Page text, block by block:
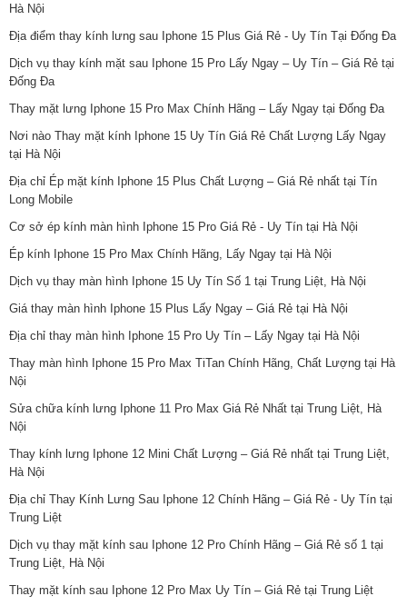
Hà Nội
Địa điểm thay kính lưng sau Iphone 15 Plus Giá Rẻ - Uy Tín Tại Đống Đa
Dịch vụ thay kính mặt sau Iphone 15 Pro Lấy Ngay – Uy Tín – Giá Rẻ tại
Đống Đa
Thay mặt lưng Iphone 15 Pro Max Chính Hãng – Lấy Ngay tại Đống Đa
Nơi nào Thay mặt kính Iphone 15 Uy Tín Giá Rẻ Chất Lượng Lấy Ngay
tại Hà Nội
Địa chỉ Ép mặt kính Iphone 15 Plus Chất Lượng – Giá Rẻ nhất tại Tín
Long Mobile
Cơ sở ép kính màn hình Iphone 15 Pro Giá Rẻ - Uy Tín tại Hà Nội
Ép kính Iphone 15 Pro Max Chính Hãng, Lấy Ngay tại Hà Nội
Dịch vụ thay màn hình Iphone 15 Uy Tín Số 1 tại Trung Liệt, Hà Nội
Giá thay màn hình Iphone 15 Plus Lấy Ngay – Giá Rẻ tại Hà Nội
Địa chỉ thay màn hình Iphone 15 Pro Uy Tín – Lấy Ngay tại Hà Nội
Thay màn hình Iphone 15 Pro Max TiTan Chính Hãng, Chất Lượng tại Hà
Nội
Sửa chữa kính lưng Iphone 11 Pro Max Giá Rẻ Nhất tại Trung Liệt, Hà
Nội
Thay kính lưng Iphone 12 Mini Chất Lượng – Giá Rẻ nhất tại Trung Liệt,
Hà Nội
Địa chỉ Thay Kính Lưng Sau Iphone 12 Chính Hãng – Giá Rẻ - Uy Tín tại
Trung Liệt
Dịch vụ thay mặt kính sau Iphone 12 Pro Chính Hãng – Giá Rẻ số 1 tại
Trung Liệt, Hà Nội
Thay mặt kính sau Iphone 12 Pro Max Uy Tín – Giá Rẻ tại Trung Liệt